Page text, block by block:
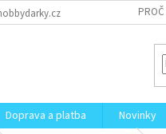
Doprava a platba Novinky